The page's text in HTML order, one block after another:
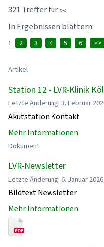
321 Treffer für »«
In Ergebnissen blättern:
1 2 3 4 5 6 >>
Artikel
Station 12 - LVR-Klinik
Letzte Änderung: 3. Februar
Akutstation Kontakt
Mehr Informationen
Dokument
LVR-Newsletter
Letzte Änderung: 6. Januar
Bildtext Newsletter
Mehr Informationen